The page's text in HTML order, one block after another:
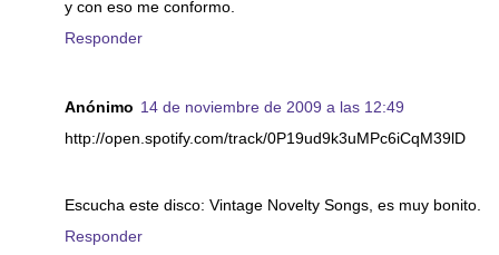
y con eso me conformo.
Responder
Anónimo 14 de noviembre de 2009 a las 12:49
http://open.spotify.com/track/0P19ud9k3uMPc6iCqM39lD
Escucha este disco: Vintage Novelty Songs, es muy bonito.
Responder